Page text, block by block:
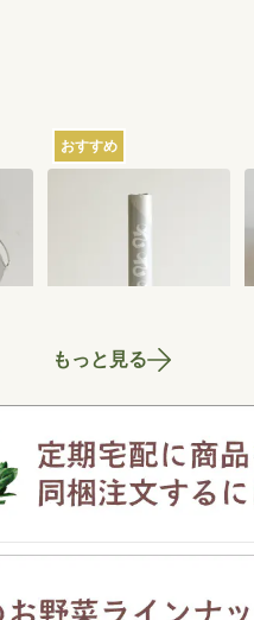
おすすめ
さささの和晒（わざ
らし）ロール ミシン
もっと見る